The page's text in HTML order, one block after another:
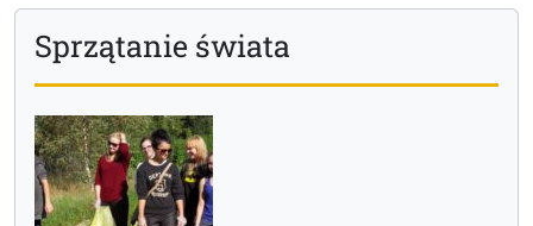
Sprzątanie świata